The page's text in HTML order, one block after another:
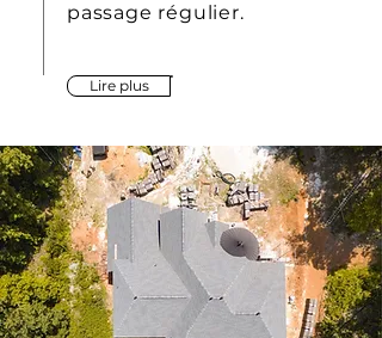
passage régulier.
Lire plus